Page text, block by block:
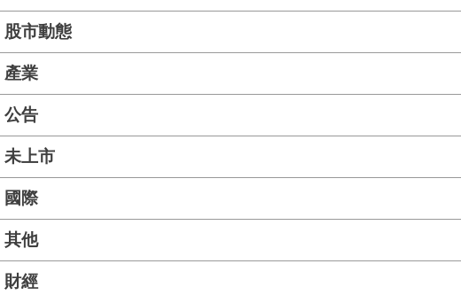
股市動態
產業
公告
未上市
國際
其他
財經